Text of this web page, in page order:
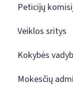
Peticijų
Veiklos sritys
Kokybės
Mokesčių